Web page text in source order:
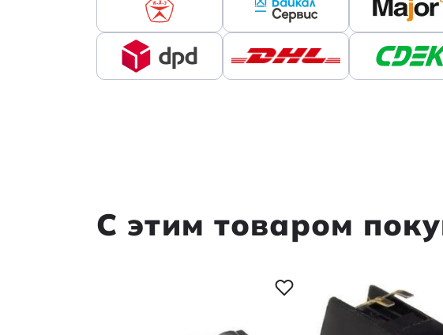
Ток холостого хода, А
Категория:
С этим товаром